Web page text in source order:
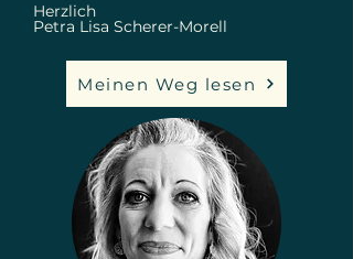
Herzlich
Petra Lisa Scherer-Morell
Meinen Weg lesen